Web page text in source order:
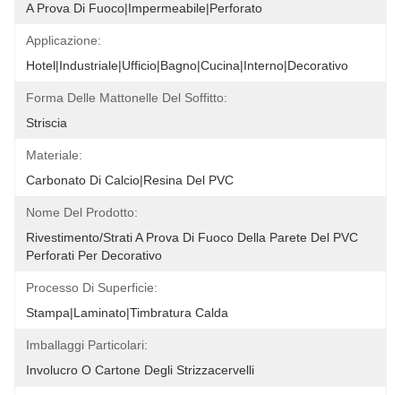
A Prova Di Fuoco|Impermeabile|Perforato
Applicazione:
Hotel|Industriale|Ufficio|Bagno|Cucina|Interno|Decorativo
Forma Delle Mattonelle Del Soffitto:
Striscia
Materiale:
Carbonato Di Calcio|Resina Del PVC
Nome Del Prodotto:
Rivestimento/strati A Prova Di Fuoco Della Parete Del PVC
Perforati Per Decorativo
Processo Di Superficie:
Stampa|Laminato|Timbratura Calda
Imballaggi Particolari:
Involucro O Cartone Degli Strizzacervelli